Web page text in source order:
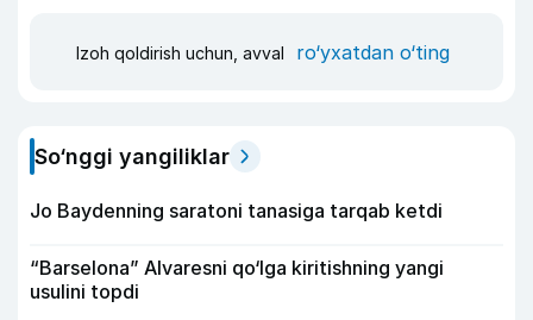
Izoh qoldirish uchun, avval ro‘yxatdan o‘ting
So‘nggi yangiliklar
Jo Baydenning saratoni tanasiga tarqab ketdi
“Barselona” Alvaresni qo‘lga kiritishning yangi
usulini topdi